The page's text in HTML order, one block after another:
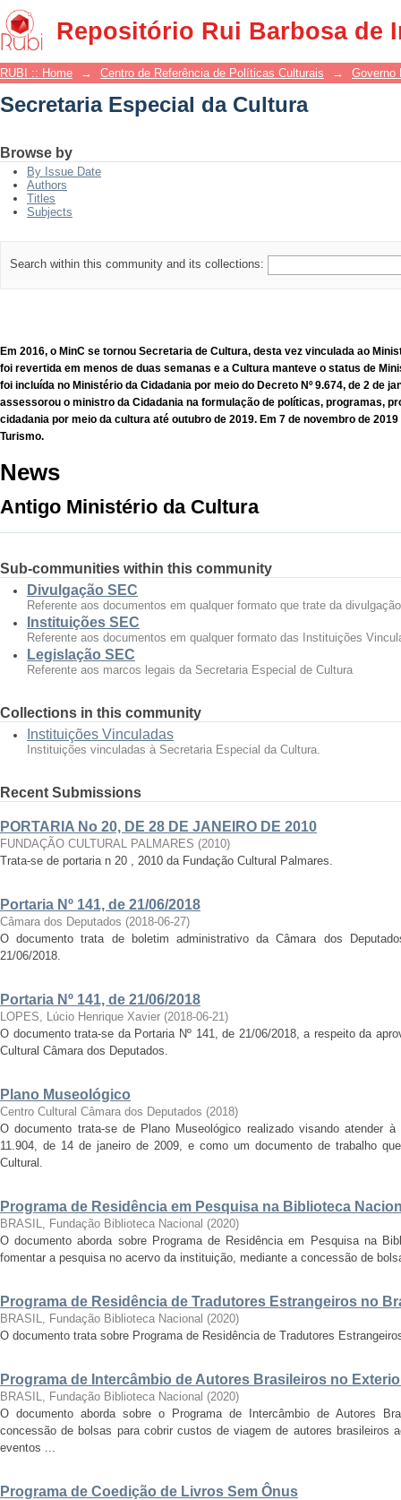
Repositório Rui Barbosa de
Secretaria Especial da Cultura
RUBI :: Home → Centro de Referência de Políticas Culturais → Governo
Secretaria Especial da Cultura
Browse by
By Issue Date
Authors
Titles
Subjects
Search within this community and its collections:
Em 2016, o MinC se tornou Secretaria de Cultura, desta vez vinculada ao
foi revertida em menos de duas semanas e a Cultura manteve o status de
foi incluída no Ministério da Cidadania por meio do Decreto Nº 9.674, de 2 de
assessorou o ministro da Cidadania na formulação de políticas, programas,
cidadania por meio da cultura até outubro de 2019. Em 7 de novembro de
Turismo.
News
Antigo Ministério da Cultura
Sub-communities within this community
Divulgação SEC
Referente aos documentos em qualquer formato que trate da
Instituições SEC
Referente aos documentos em qualquer formato das Instituições
Legislação SEC
Referente aos marcos legais da Secretaria Especial de Cultura
Collections in this community
Instituições Vinculadas
Instituições vinculadas à Secretaria Especial da Cultura.
Recent Submissions
PORTARIA No 20, DE 28 DE JANEIRO DE 2010
FUNDAÇÃO CULTURAL PALMARES (2010)
Trata-se de portaria n 20 , 2010 da Fundação Cultural Palmares.
Portaria Nº 141, de 21/06/2018
Câmara dos Deputados (2018-06-27)
O documento trata de boletim administrativo da Câmara dos
21/06/2018.
Portaria Nº 141, de 21/06/2018
LOPES, Lúcio Henrique Xavier (2018-06-21)
O documento trata-se da Portaria Nº 141, de 21/06/2018, a respeito da
Cultural Câmara dos Deputados.
Plano Museológico
Centro Cultural Câmara dos Deputados (2018)
O documento trata-se de Plano Museológico realizado visando atender
11.904, de 14 de janeiro de 2009, e como um documento de trabalho
Cultural.
Programa de Residência em Pesquisa na Biblioteca
BRASIL, Fundação Biblioteca Nacional (2020)
O documento aborda sobre Programa de Residência em Pesquisa na
fomentar a pesquisa no acervo da instituição, mediante a concessão de
Programa de Residência de Tradutores Estrangeiros no
BRASIL, Fundação Biblioteca Nacional (2020)
O documento trata sobre Programa de Residência de Tradutores
Programa de Intercâmbio de Autores Brasileiros no
BRASIL, Fundação Biblioteca Nacional (2020)
O documento aborda sobre o Programa de Intercâmbio de Autores
concessão de bolsas para cobrir custos de viagem de autores brasileiros
eventos ...
Programa de Coedição de Livros Sem Ônus